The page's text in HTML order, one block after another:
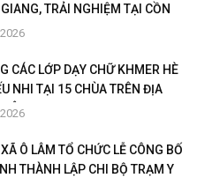
TRẢI NGHIỆM TẠI CỒN
CÁC LỚP DẠY CHỮ KHMER HÈ
NHI TẠI 15 CHÙA TRÊN ĐỊA
Ô LÂM TỔ CHỨC LỄ CÔNG BỐ
THÀNH LẬP CHI BỘ TRẠM Y